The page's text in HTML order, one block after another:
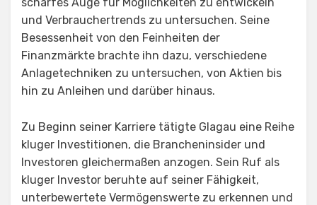
und Verbrauchertrends zu untersuchen. Seine
Besessenheit von den Feinheiten der
Finanzmärkte brachte ihn dazu, verschiedene
Anlagetechniken zu untersuchen, von Aktien bis
hin zu Anleihen und darüber hinaus.
Zu Beginn seiner Karriere tätigte Glagau eine Reihe
kluger Investitionen, die Brancheninsider und
Investoren gleichermaßen anzogen. Sein Ruf als
kluger Investor beruhte auf seiner Fähigkeit,
unterbewertete Vermögenswerte zu erkennen und